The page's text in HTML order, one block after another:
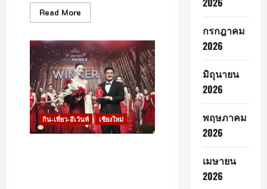
Read More
more
เดิน
หน้า
สู่
มรดก
โลก
เส
นอ
ยู
เนส
โก
15
พ.ย.นี้
กิน-เที่ยว-อีเว้นท์ เชียงใหม่
กรกฎาคม
2026
มิถุนายน
2026
พฤษภาคม
2026
เมษายน
2026